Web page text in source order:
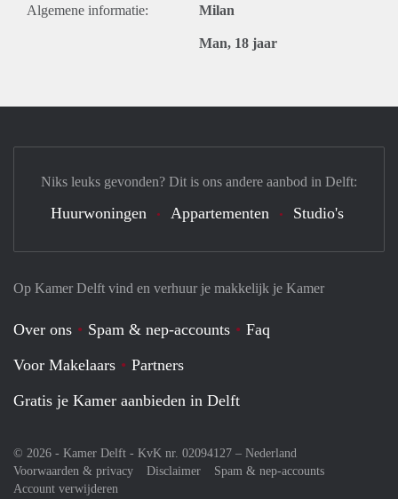
Algemene informatie: Milan
Man, 18 jaar
Op Kamer Delft vind en verhuur je makkelijk je Kamer
Over ons Spam & nep-accounts
Faq
Voor Makelaars
Partners
Gratis je Kamer aanbieden in Delft
© 2026 - Kamer Delft - KvK nr. 02094127 – Nederland
Voorwaarden & privacy
Disclaimer
Spam & nep-accounts
Account verwijderen
Niks leuks gevonden? Dit is ons andere aanbod in Delft:
Huurwoningen Appartementen Studio's